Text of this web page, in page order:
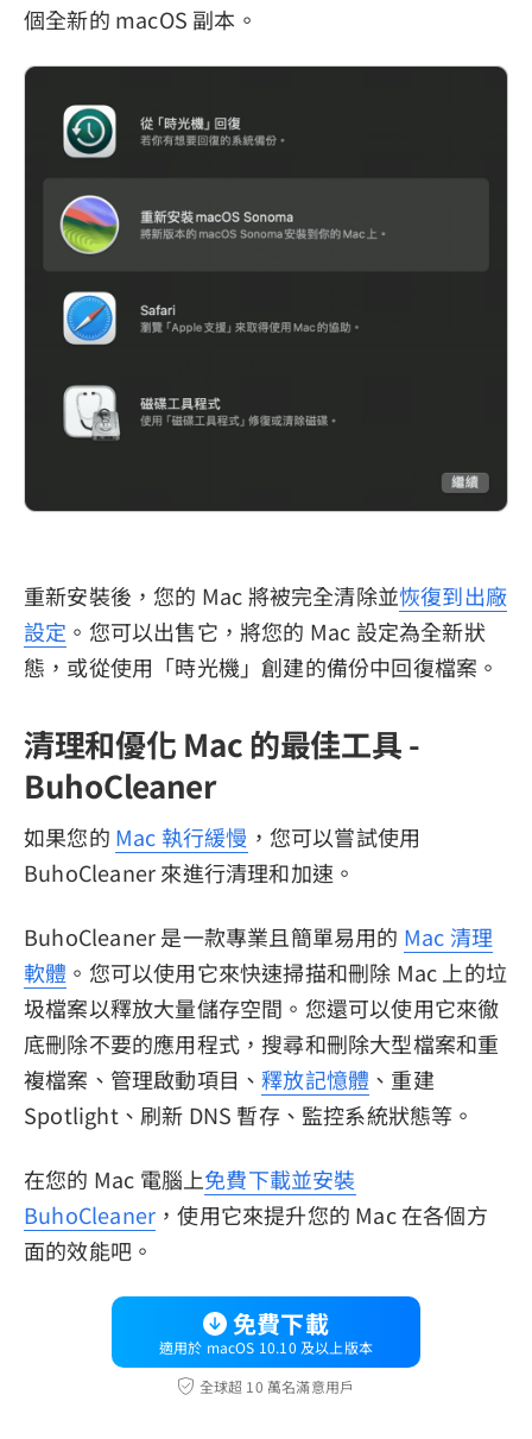
個全新的 macOS 副本。
重新安裝後，您的 Mac 將被完全清除並恢復到出廠
設定 。您可以出售它，將您的 Mac 設定為全新狀
態，或從使用「時光機」創建的備份中回復檔案。
清理和優化 Mac 的最佳工具 -
BuhoCleaner
如果您的 Mac 執行緩慢 ，您可以嘗試使用
BuhoCleaner 來進行清理和加速。
BuhoCleaner 是一款專業且簡單易用的 Mac 清理
軟體 。您可以使用它來快速掃描和刪除 Mac 上的垃
圾檔案以釋放大量儲存空間。您還可以使用它來徹
底刪除不要的應用程式，搜尋和刪除大型檔案和重
複檔案、管理啟動項目、釋放記憶體 、重建
Spotlight、刷新 DNS 暫存、監控系統狀態等。
在您的 Mac 電腦上免費下載並安裝
BuhoCleaner ，使用它來提升您的 Mac 在各個方
面的效能吧。
免費下載
適用於 macOS 10.10 及以上版本
全球超 10 萬名滿意用戶